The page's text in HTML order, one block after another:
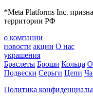
*Meta Platforms Inc.
территории РФ
о компании
новости акции О нас
украшения
Браслеты Броши Кольца
Подвески Серьги Цепи
Политика